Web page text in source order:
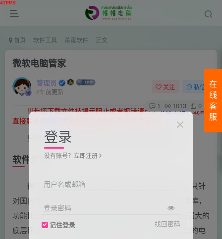
首页 软件工具 杀毒软件 正文
微软电脑管家
管理员
2年前更新
关注 私信
1 1013 0
!!!若您下载文件被提示阻止或者报错请点击下载出错，或者
直接联系
只能在win11系统上面安装。其他系统不支持。
软件介绍
微软官方自主研发的的全新桌面安全辅助类产品，只针
对国内用户测试，使用了 Windows 官方 Defender 病毒库，
功能比较简单，微软电脑管家聚合微软 Windows 系统强大的
底层研发能力，搭配微软独有反病毒引擎，全面构建您的电
在
线
客
服
登录
没有账号？立即注册
用户名或邮箱
登录密码
记住登录 找回密码